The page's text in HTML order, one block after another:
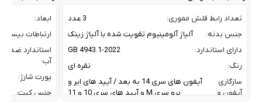
تعداد رابط فلش مموری:
3 عدد
جنس بدنه:
آلیاژ آلومینیوم تقویت شده با آلیاژ زینک
دارای استاندارد:
GB 4943.1-2022
رنگ:
نقره ای
سازگاری
آیفون و
آیفون های سری 14 به بعد / آیپد های ایر و
پرو سری M و آیپد های سری 10 و 11
ابعاد:
ارتباطات بیسیم:
استاندارد ضد
آب:
پورت شارژ:
جنس کیت: